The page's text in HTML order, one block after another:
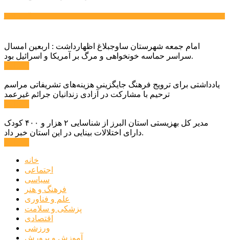
امام جمعه شهرستان ساوجبلاغ اظهارداشت : اربعین امسال
سراسر حماسه خونخواهی و مرگ بر آمریکا و اسرائیل بود.
یادداشتی برای ترویج فرهنگ جایگزینی هزینه‌های تشریفاتی مراسم
ترحیم با مشارکت در آزادی زندانیان جرائم غیرعمد
مدیر کل بهزیستی استان البرز از شناسایی ۲ هزار و ۴۰۰ کودک
دارای اختلالات بینایی در این استان خبر داد.
خانه
اجتماعی
سیاسی
فرهنگ و هنر
علم و فناوری
پزشکی و سلامت
اقتصادی
ورزشی
آموزش و پرورش